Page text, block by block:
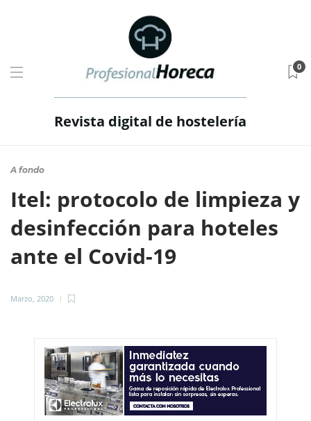
Revista digital de hostelería
0
A fondo
Itel: protocolo de limpieza y
desinfección para hoteles
ante el Covid-19
Marzo, 2020